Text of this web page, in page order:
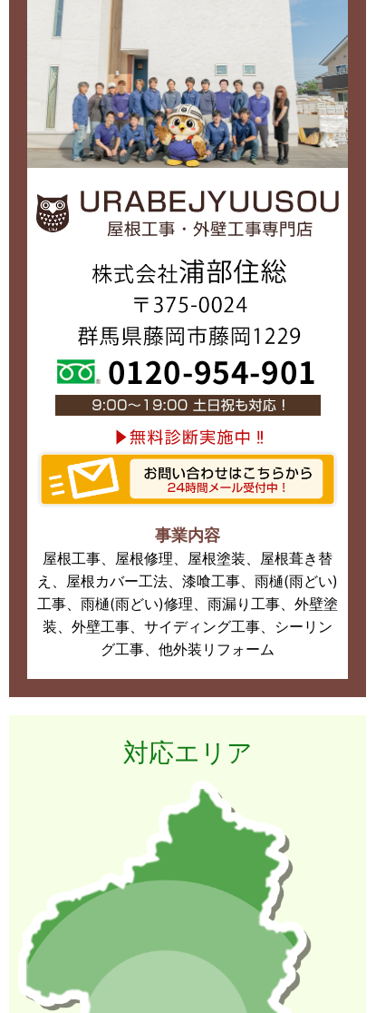
事業内容
屋根工事、屋根修理、屋根塗装、屋根葺き替
え、屋根カバー工法、漆喰工事、雨樋(雨どい)
工事、雨樋(雨どい)修理、雨漏り工事、外壁塗
装、外壁工事、サイディング工事、シーリン
グ工事、他外装リフォーム
対応エリア